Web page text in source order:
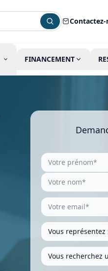
FINANCEMENT